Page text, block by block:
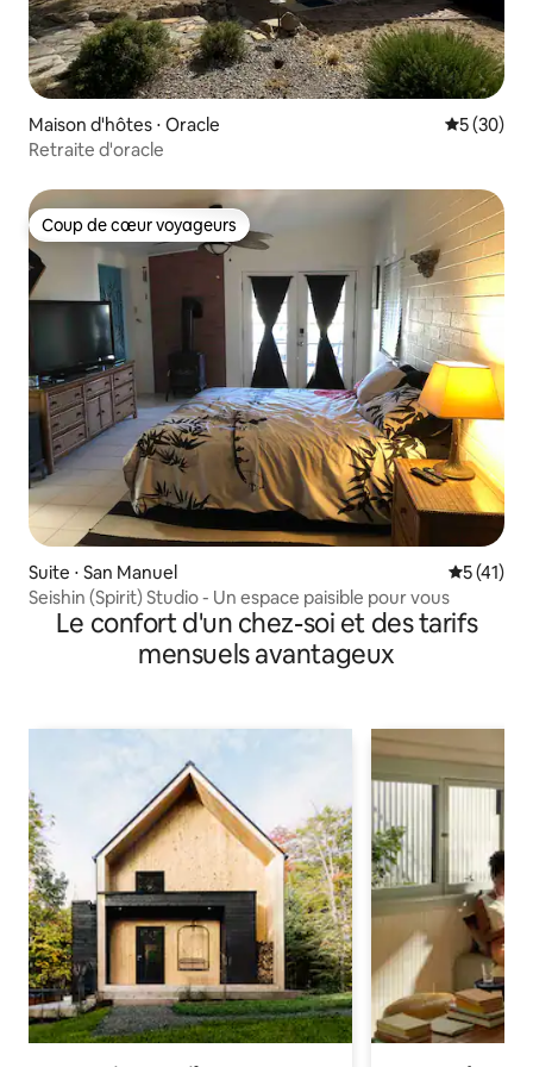
Maison d'hôtes ⋅ Oracle
5 (30)
Retraite d'oracle
Coup de cœur voyageurs
Coup de cœur voyageurs
Suite ⋅ San Manuel
5 (41)
Seishin (Spirit) Studio - Un espace paisible pour vous
Le confort d'un chez-soi et des tarifs
mensuels avantageux